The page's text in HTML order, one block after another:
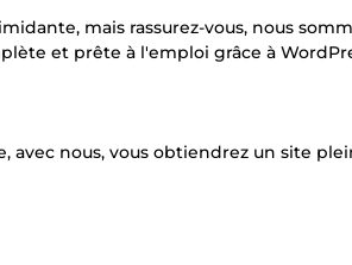
mais rassurez-vous, nous
et prête à l'emploi grâce à
nous, vous obtiendrez un site